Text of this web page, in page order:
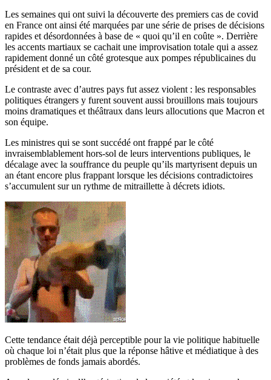
Les semaines qui ont suivi la découverte des premiers cas de covid
en France ont ainsi été marquées par une série de prises de décisions
rapides et désordonnées à base de « quoi qu’il en coûte ». Derrière
les accents martiaux se cachait une improvisation totale qui a assez
rapidement donné un côté grotesque aux pompes républicaines du
président et de sa cour.
Le contraste avec d’autres pays fut assez violent : les responsables
politiques étrangers y furent souvent aussi brouillons mais toujours
moins dramatiques et théâtraux dans leurs allocutions que Macron et
son équipe.
Les ministres qui se sont succédé ont frappé par le côté
invraisemblablement hors-sol de leurs interventions publiques, le
décalage avec la souffrance du peuple qu’ils martyrisent depuis un
an étant encore plus frappant lorsque les décisions contradictoires
s’accumulent sur un rythme de mitraillette à décrets idiots.
Cette tendance était déjà perceptible pour la vie politique habituelle
où chaque loi n’était plus que la réponse hâtive et médiatique à des
problèmes de fonds jamais abordés.